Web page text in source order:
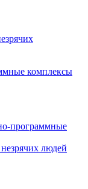
комплексы
программные
людей